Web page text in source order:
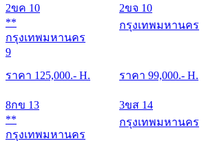
2ขค 10
**
กรุงเทพมหานคร
9
ราคา 125,000.- H.
2ขจ 10
กรุงเทพมหานคร
ราคา 99,000.- H.
8กข 13
**
กรุงเทพมหานคร
3ขส 14
กรุงเทพมหานคร